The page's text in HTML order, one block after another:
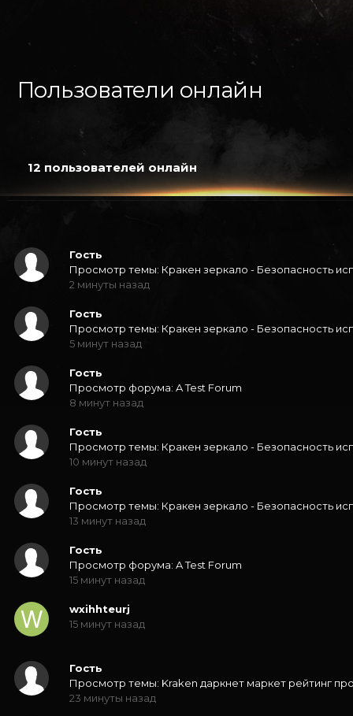
Пользователи онлайн
12 пользователей онлайн
Гость
Просмотр темы: Кракен зеркало - Безопасность
2 минуты назад
Гость
Просмотр темы: Кракен зеркало - Безопасность
5 минут назад
Гость
Просмотр форума: A Test Forum
8 минут назад
Гость
Просмотр темы: Кракен зеркало - Безопасность
10 минут назад
Гость
Просмотр темы: Кракен зеркало - Безопасность
13 минут назад
Гость
Просмотр форума: A Test Forum
15 минут назад
wxihhteurj
15 минут назад
Гость
Просмотр темы: Kraken даркнет маркет рейтинг
23 минуты назад